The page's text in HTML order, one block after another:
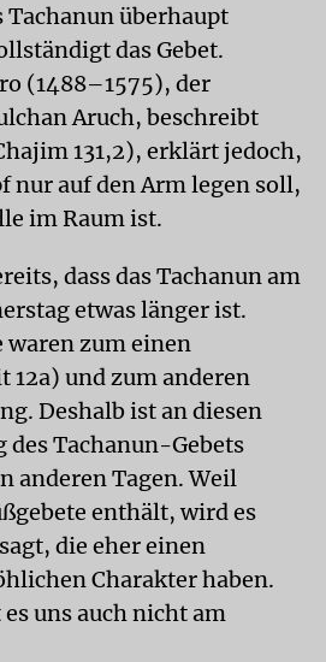
überhaupt
das Gebet.
(1488–1575), der
Aruch, beschreibt
131,2), erklärt jedoch,
nur auf den Arm legen soll,
im Raum ist.
dass das Tachanun am
etwas länger ist.
waren zum einen
12a) und zum anderen
Deshalb ist an diesen
des Tachanun-Gebets
anderen Tagen. Weil
enthält, wird es
die eher einen
Charakter haben.
uns auch nicht am